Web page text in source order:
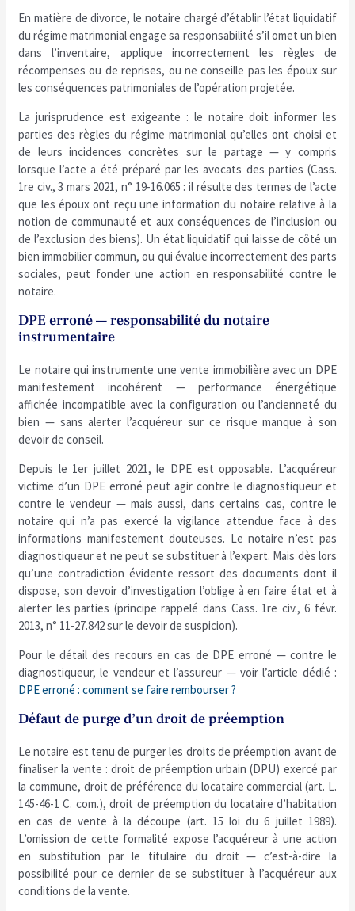
En matière de divorce, le notaire chargé d’établir l’état liquidatif
du régime matrimonial engage sa responsabilité s’il omet un bien
dans l’inventaire, applique incorrectement les règles de
récompenses ou de reprises, ou ne conseille pas les époux sur
les conséquences patrimoniales de l’opération projetée.
La jurisprudence est exigeante : le notaire doit informer les
parties des règles du régime matrimonial qu’elles ont choisi et
de leurs incidences concrètes sur le partage — y compris
lorsque l’acte a été préparé par les avocats des parties (Cass.
1re civ., 3 mars 2021, n° 19-16.065 : il résulte des termes de l’acte
que les époux ont reçu une information du notaire relative à la
notion de communauté et aux conséquences de l’inclusion ou
de l’exclusion des biens). Un état liquidatif qui laisse de côté un
bien immobilier commun, ou qui évalue incorrectement des parts
sociales, peut fonder une action en responsabilité contre le
notaire.
DPE erroné — responsabilité du notaire
instrumentaire
Le notaire qui instrumente une vente immobilière avec un DPE
manifestement incohérent — performance énergétique
affichée incompatible avec la configuration ou l’ancienneté du
bien — sans alerter l’acquéreur sur ce risque manque à son
devoir de conseil.
Depuis le 1er juillet 2021, le DPE est opposable. L’acquéreur
victime d’un DPE erroné peut agir contre le diagnostiqueur et
contre le vendeur — mais aussi, dans certains cas, contre le
notaire qui n’a pas exercé la vigilance attendue face à des
informations manifestement douteuses. Le notaire n’est pas
diagnostiqueur et ne peut se substituer à l’expert. Mais dès lors
qu’une contradiction évidente ressort des documents dont il
dispose, son devoir d’investigation l’oblige à en faire état et à
alerter les parties (principe rappelé dans Cass. 1re civ., 6 févr.
2013, n° 11-27.842 sur le devoir de suspicion).
Pour le détail des recours en cas de DPE erroné — contre le
diagnostiqueur, le vendeur et l’assureur — voir l’article dédié :
DPE erroné : comment se faire rembourser ?
Défaut de purge d’un droit de préemption
Le notaire est tenu de purger les droits de préemption avant de
finaliser la vente : droit de préemption urbain (DPU) exercé par
la commune, droit de préférence du locataire commercial (art. L.
145-46-1 C. com.), droit de préemption du locataire d’habitation
en cas de vente à la découpe (art. 15 loi du 6 juillet 1989).
L’omission de cette formalité expose l’acquéreur à une action
en substitution par le titulaire du droit — c’est-à-dire la
possibilité pour ce dernier de se substituer à l’acquéreur aux
conditions de la vente.